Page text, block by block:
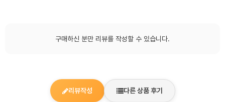
구매하신 분만 리뷰를 작성할 수 있습니다.
리뷰작성 다른 상품 후기